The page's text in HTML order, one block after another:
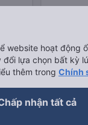
website hoạt động
đổi lựa chọn bất kỳ
thêm trong Chính
nhận tất cả